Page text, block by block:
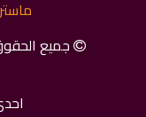
جميع